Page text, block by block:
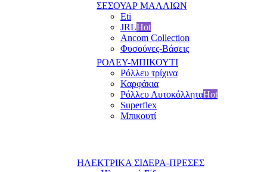
ΣΕΣΟΥΑΡ ΜΑΛΛΙΩΝ
Eti
JRLHot
Ancom Collection
Φυσούνες-Βάσεις
ΡΟΛΕΥ-ΜΠΙΚΟΥΤΙ
Ρόλλευ τρίχινα
Καρφάκια
Ρόλλευ ΑυτοκόλληταHot
Superflex
Μπικουτί
ΗΛΕΚΤΡΙΚΑ ΣΙΔΕΡΑ-ΠΡΕΣΕΣ